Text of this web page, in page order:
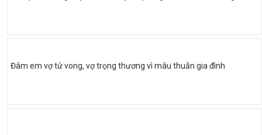
Đâm em vợ tử vong, vợ trọng thương vì mâu thuẫn gia đình